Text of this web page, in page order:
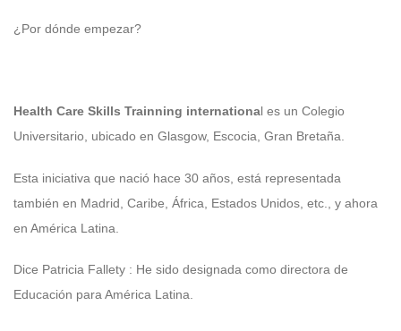
¿Por dónde empezar?
Health Care Skills Trainning international es un Colegio
Universitario, ubicado en Glasgow, Escocia, Gran Bretaña.
Esta iniciativa que nació hace 30 años, está representada
también en Madrid, Caribe, África, Estados Unidos, etc., y ahora
en América Latina.
Dice Patricia Fallety : He sido designada como directora de
Educación para América Latina.